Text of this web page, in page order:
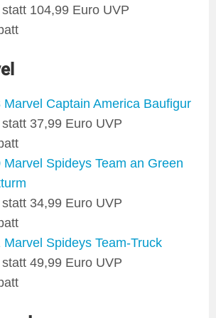
statt 104,99 Euro UVP
Marvel Captain America Baufigur
statt 37,99 Euro UVP
Marvel Spideys Team an Green
statt 34,99 Euro UVP
Marvel Spideys Team-Truck
statt 49,99 Euro UVP